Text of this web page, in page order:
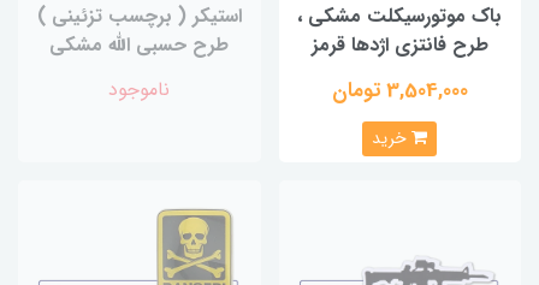
باک موتورسیکلت مشکی ،
طرح فانتزی اژدها قرمز
3,504,000 تومان
خرید
استیکر ( برچسب تزئینی )
طرح حسبی الله مشکی
ناموجود